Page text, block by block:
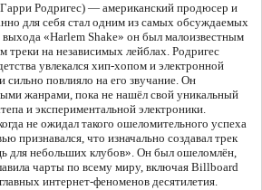
Родригес) — американский продюсер и
для себя стал одним из самых обсуждаемых
«Harlem Shake» он был малоизвестным
на независимых лейблах. Родригес
увлекался хип-хопом и электронной
сильно повлияло на его звучание. Он
жанрами, пока не нашёл свой уникальный
и экспериментальной электроники.
не ожидал такого ошеломительного успеха
признавался, что изначально создавал трек
для небольших клубов». Он был ошеломлён,
чарты по всему миру, включая Billboard
интернет-феноменов десятилетия.